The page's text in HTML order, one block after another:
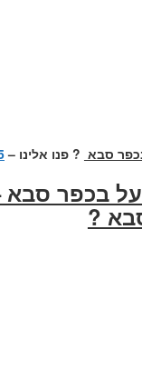
סבא ? פנו אלינו –
בכפר
?